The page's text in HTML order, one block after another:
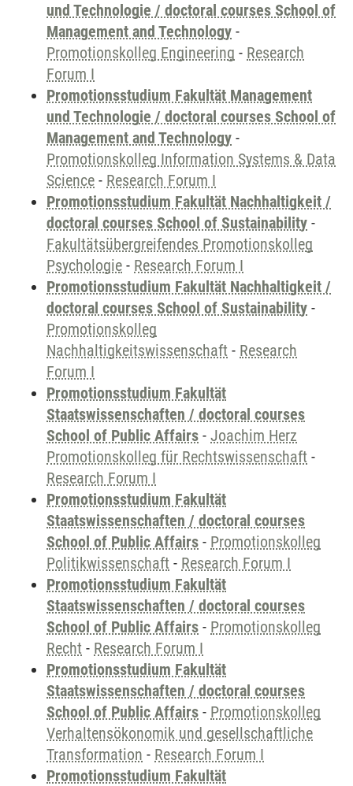
und Technologie / doctoral courses School of
Management and Technology -
Promotionskolleg Engineering - Research
Forum I
Promotionsstudium Fakultät Management
und Technologie / doctoral courses School of
Management and Technology -
Promotionskolleg Information Systems & Data
Science - Research Forum I
Promotionsstudium Fakultät Nachhaltigkeit /
doctoral courses School of Sustainability -
Fakultätsübergreifendes Promotionskolleg
Psychologie - Research Forum I
Promotionsstudium Fakultät Nachhaltigkeit /
doctoral courses School of Sustainability -
Promotionskolleg
Nachhaltigkeitswissenschaft - Research
Forum I
Promotionsstudium Fakultät
Staatswissenschaften / doctoral courses
School of Public Affairs - Joachim Herz
Promotionskolleg für Rechtswissenschaft -
Research Forum I
Promotionsstudium Fakultät
Staatswissenschaften / doctoral courses
School of Public Affairs - Promotionskolleg
Politikwissenschaft - Research Forum I
Promotionsstudium Fakultät
Staatswissenschaften / doctoral courses
School of Public Affairs - Promotionskolleg
Recht - Research Forum I
Promotionsstudium Fakultät
Staatswissenschaften / doctoral courses
School of Public Affairs - Promotionskolleg
Verhaltensökonomik und gesellschaftliche
Transformation - Research Forum I
Promotionsstudium Fakultät